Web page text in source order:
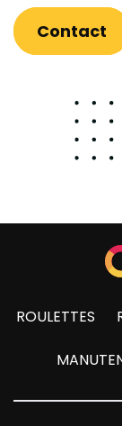
Contact
ROULETTES